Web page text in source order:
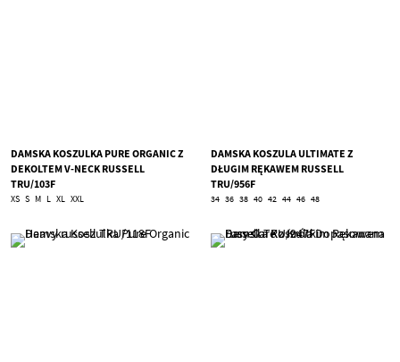
DAMSKA KOSZULKA PURE ORGANIC Z
DEKOLTEM V-NECK RUSSELL
TRU/103F
XS S M L XL XXL
DAMSKA KOSZULA ULTIMATE Z
DŁUGIM RĘKAWEM RUSSELL
TRU/956F
34 36 38 40 42 44 46 48